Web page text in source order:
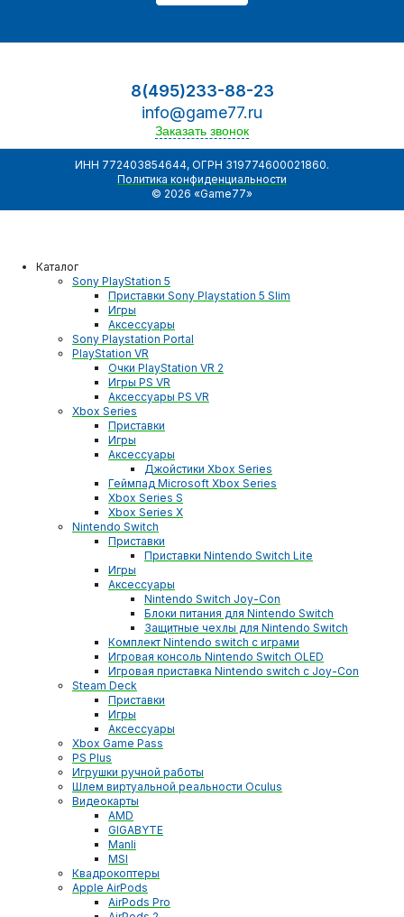
8(495)233-88-23
info@game77.ru
Заказать звонок
ИНН 772403854644, ОГРН 319774600021860.
Политика конфиденциальности
© 2026 «Game77»
Каталог
Sony PlayStation 5
Приставки Sony Playstation 5 Slim
Игры
Аксессуары
Sony Playstation Portal
PlayStation VR
Очки PlayStation VR 2
Игры PS VR
Аксессуары PS VR
Xbox Series
Приставки
Игры
Аксессуары
Джойстики Xbox Series
Геймпад Microsoft Xbox Series
Xbox Series S
Xbox Series X
Nintendo Switch
Приставки
Приставки Nintendo Switch Lite
Игры
Аксессуары
Nintendo Switch Joy-Con
Блоки питания для Nintendo Switch
Защитные чехлы для Nintendo Switch
Комплект Nintendo switch с играми
Игровая консоль Nintendo Switch OLED
Игровая приставка Nintendo switch с Joy-Con
Steam Deck
Приставки
Игры
Аксессуары
Xbox Game Pass
PS Plus
Игрушки ручной работы
Шлем виртуальной реальности Oculus
Видеокарты
AMD
GIGABYTE
Manli
MSI
Квадрокоптеры
Apple AirPods
AirPods Pro